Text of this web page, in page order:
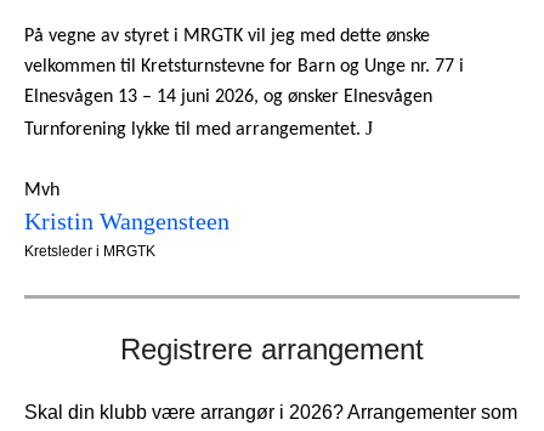
På vegne av styret i MRGTK vil jeg med dette ønske
velkommen til Kretsturnstevne for Barn og Unge nr. 77 i
Elnesvågen 13 – 14 juni 2026, og ønsker Elnesvågen
Turnforening lykke til med arrangementet. J
Mvh
Kristin Wangensteen
Kretsleder i MRGTK
Registrere arrangement
Skal din klubb være arrangør i 2026? Arrangementer som